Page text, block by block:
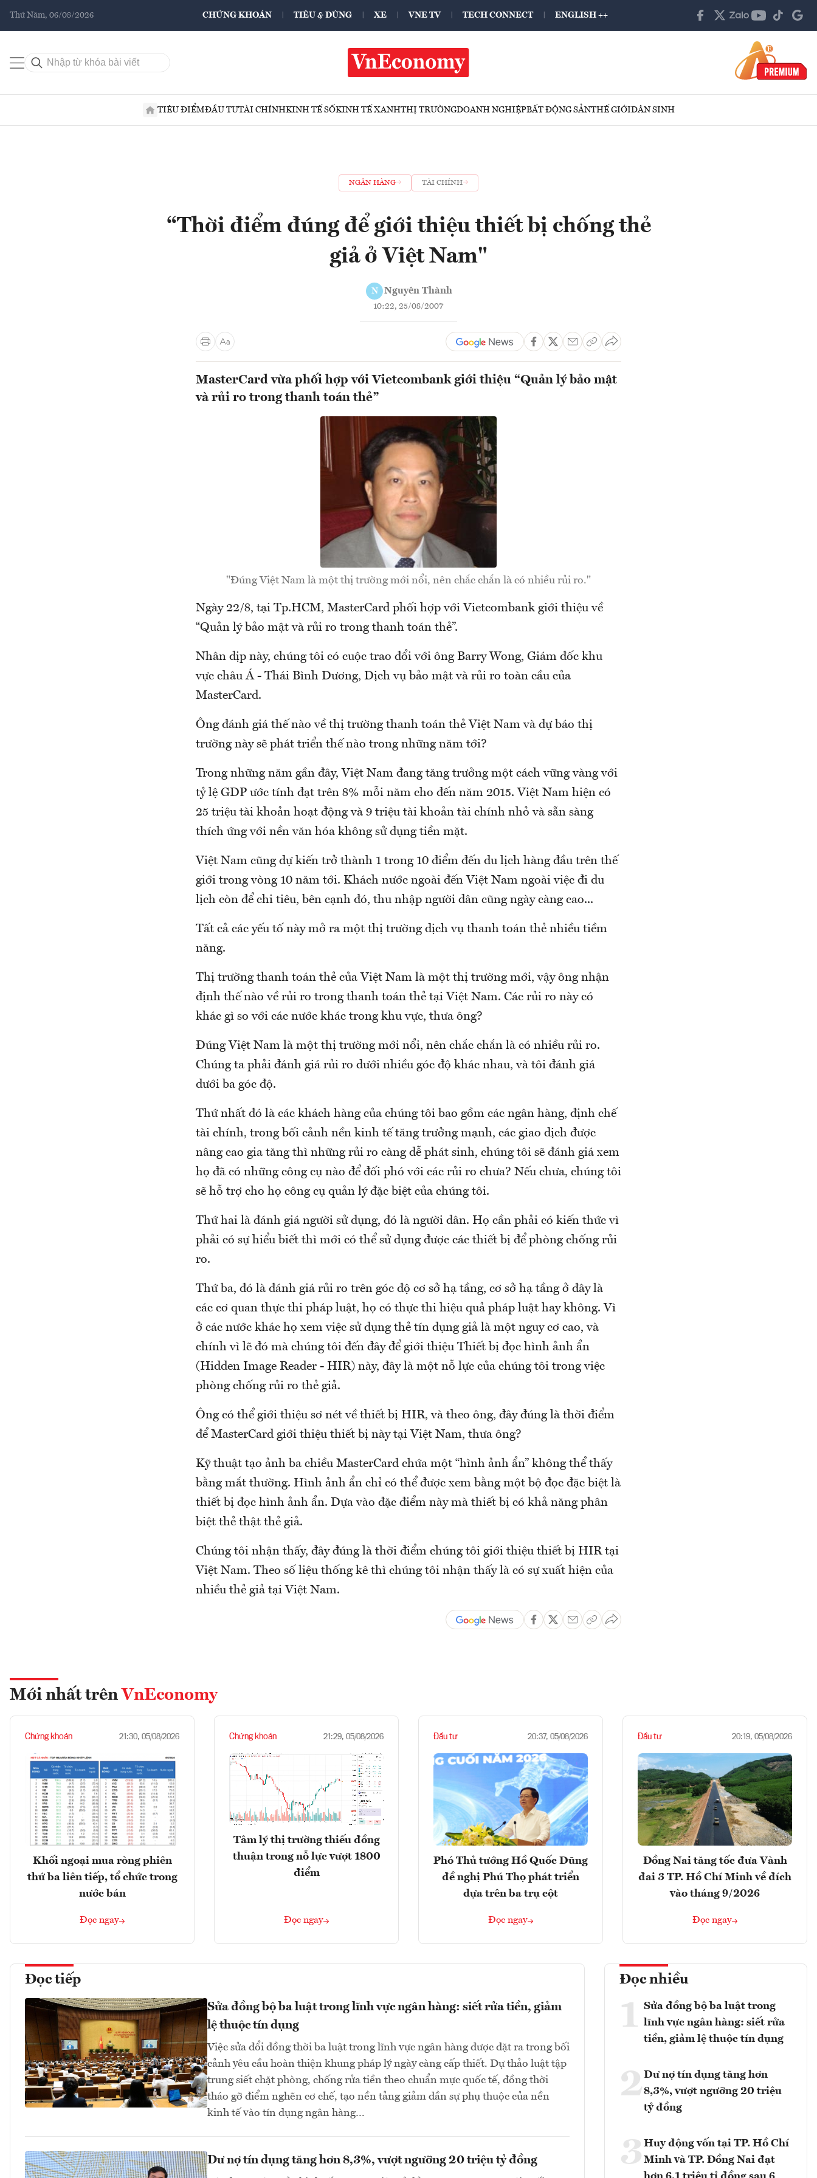
Thứ Năm, 06/08/2026 CHỨNG KHOÁN TIÊU & DÙNG XE VNE TV TECH CONNECT ENGLISH ++
TIÊU ĐIỂMĐẦU TƯTÀI CHÍNHKINH TẾ SỐKINH TẾ XANHTHỊ TRƯỜNGDOANH NGHIỆPBẤT ĐỘNG SẢNTHẾ GIỚIDÂN SINH
NGÂN HÀNG TÀI CHÍNH
“Thời điểm đúng để giới thiệu thiết bị chống thẻ
giả ở Việt Nam"
N Nguyên Thành
10:22, 25/08/2007
MasterCard vừa phối hợp với Vietcombank giới thiệu “Quản lý bảo mật
và rủi ro trong thanh toán thẻ”
"Đúng Việt Nam là một thị trường mới nổi, nên chắc chắn là có nhiều rủi ro."
Ngày 22/8, tại Tp.HCM, MasterCard phối hợp với Vietcombank giới thiệu về
“Quản lý bảo mật và rủi ro trong thanh toán thẻ”.
Nhân dịp này, chúng tôi có cuộc trao đổi với ông Barry Wong, Giám đốc khu
vực châu Á - Thái Bình Dương, Dịch vụ bảo mật và rủi ro toàn cầu của
MasterCard.
Ông đánh giá thế nào về thị trường thanh toán thẻ Việt Nam và dự báo thị
trường này sẽ phát triển thế nào trong những năm tới?
Trong những năm gần đây, Việt Nam đang tăng trưởng một cách vững vàng với
tỷ lệ GDP ước tính đạt trên 8% mỗi năm cho đến năm 2015. Việt Nam hiện có
25 triệu tài khoản hoạt động và 9 triệu tài khoản tài chính nhỏ và sẵn sàng
thích ứng với nền văn hóa không sử dụng tiền mặt.
Việt Nam cũng dự kiến trở thành 1 trong 10 điểm đến du lịch hàng đầu trên thế
giới trong vòng 10 năm tới. Khách nước ngoài đến Việt Nam ngoài việc đi du
lịch còn để chi tiêu, bên cạnh đó, thu nhập người dân cũng ngày càng cao...
Tất cả các yếu tố này mở ra một thị trường dịch vụ thanh toán thẻ nhiều tiềm
năng.
Thị trường thanh toán thẻ của Việt Nam là một thị trường mới, vậy ông nhận
định thế nào về rủi ro trong thanh toán thẻ tại Việt Nam. Các rủi ro này có
khác gì so với các nước khác trong khu vực, thưa ông?
Đúng Việt Nam là một thị trường mới nổi, nên chắc chắn là có nhiều rủi ro.
Chúng ta phải đánh giá rủi ro dưới nhiều góc độ khác nhau, và tôi đánh giá
dưới ba góc độ.
Thứ nhất đó là các khách hàng của chúng tôi bao gồm các ngân hàng, định chế
tài chính, trong bối cảnh nền kinh tế tăng trưởng mạnh, các giao dịch được
nâng cao gia tăng thì những rủi ro càng dễ phát sinh, chúng tôi sẽ đánh giá xem
họ đã có những công cụ nào để đối phó với các rủi ro chưa? Nếu chưa, chúng tôi
sẽ hỗ trợ cho họ công cụ quản lý đặc biệt của chúng tôi.
Thứ hai là đánh giá người sử dụng, đó là người dân. Họ cần phải có kiến thức vì
phải có sự hiểu biết thì mới có thể sử dụng được các thiết bị để phòng chống rủi
ro.
Thứ ba, đó là đánh giá rủi ro trên góc độ cơ sở hạ tầng, cơ sở hạ tầng ở đây là
các cơ quan thực thi pháp luật, họ có thực thi hiệu quả pháp luật hay không. Vì
ở các nước khác họ xem việc sử dụng thẻ tín dụng giả là một nguy cơ cao, và
chính vì lẽ đó mà chúng tôi đến đây để giới thiệu Thiết bị đọc hình ảnh ẩn
(Hidden Image Reader - HIR) này, đây là một nỗ lực của chúng tôi trong việc
phòng chống rủi ro thẻ giả.
Ông có thể giới thiệu sơ nét về thiết bị HIR, và theo ông, đây đúng là thời điểm
để MasterCard giới thiệu thiết bị này tại Việt Nam, thưa ông?
Kỹ thuật tạo ảnh ba chiều MasterCard chứa một “hình ảnh ẩn” không thể thấy
bằng mắt thường. Hình ảnh ẩn chỉ có thể được xem bằng một bộ đọc đặc biệt là
thiết bị đọc hình ảnh ẩn. Dựa vào đặc điểm này mà thiết bị có khả năng phân
biệt thẻ thật thẻ giả.
Chúng tôi nhận thấy, đây đúng là thời điểm chúng tôi giới thiệu thiết bị HIR tại
Việt Nam. Theo số liệu thống kê thì chúng tôi nhận thấy là có sự xuất hiện của
nhiều thẻ giả tại Việt Nam.
Mới nhất trên VnEconomy
Chứng khoán 21:30, 05/08/2026
Khối ngoại mua ròng phiên
thứ ba liên tiếp, tổ chức trong
nước bán
Đọc ngay
Chứng khoán 21:29, 05/08/2026
Tâm lý thị trường thiếu đồng
thuận trong nỗ lực vượt 1800
điểm
Đọc ngay
Đầu tư 20:37, 05/08/2026
Phó Thủ tướng Hồ Quốc Dũng
đề nghị Phú Thọ phát triển
dựa trên ba trụ cột
Đọc ngay
Đầu tư 20:19, 05/08/2026
Đồng Nai tăng tốc đưa Vành
đai 3 TP. Hồ Chí Minh về đích
vào tháng 9/2026
Đọc ngay
Đọc tiếp
Sửa đồng bộ ba luật trong lĩnh vực ngân hàng: siết rửa tiền, giảm
lệ thuộc tín dụng
Việc sửa đổi đồng thời ba luật trong lĩnh vực ngân hàng được đặt ra trong bối
cảnh yêu cầu hoàn thiện khung pháp lý ngày càng cấp thiết. Dự thảo luật tập
trung siết chặt phòng, chống rửa tiền theo chuẩn mực quốc tế, đồng thời
tháo gỡ điểm nghẽn cơ chế, tạo nền tảng giảm dần sự phụ thuộc của nền
kinh tế vào tín dụng ngân hàng…
Dư nợ tín dụng tăng hơn 8,3%, vượt ngưỡng 20 triệu tỷ đồng
Đọc nhiều
1 Sửa đồng bộ ba luật trong
lĩnh vực ngân hàng: siết rửa
tiền, giảm lệ thuộc tín dụng
2Dư nợ tín dụng tăng hơn
8,3%, vượt ngưỡng 20 triệu
tỷ đồng
3 Huy động vốn tại TP. Hồ Chí
Minh và TP. Đồng Nai đạt